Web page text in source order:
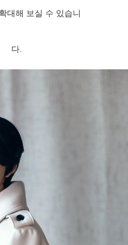
대해 보실 수 있습니
다.